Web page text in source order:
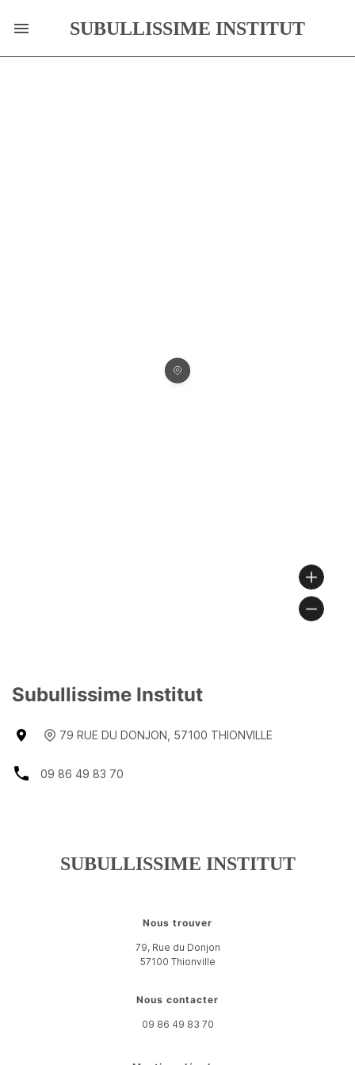
SUBULLISSIME INSTITUT
Subullissime Institut
79 RUE DU DONJON 57100 THIONVILLE
09 86 49 83 70
SUBULLISSIME INSTITUT
Nous trouver
79, Rue du Donjon
57100 Thionville
Nous contacter
09 86 49 83 70